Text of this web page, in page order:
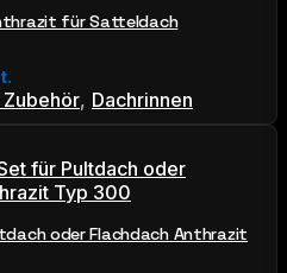
für Satteldach
, Dachrinnen
oder Flachdach Anthrazit